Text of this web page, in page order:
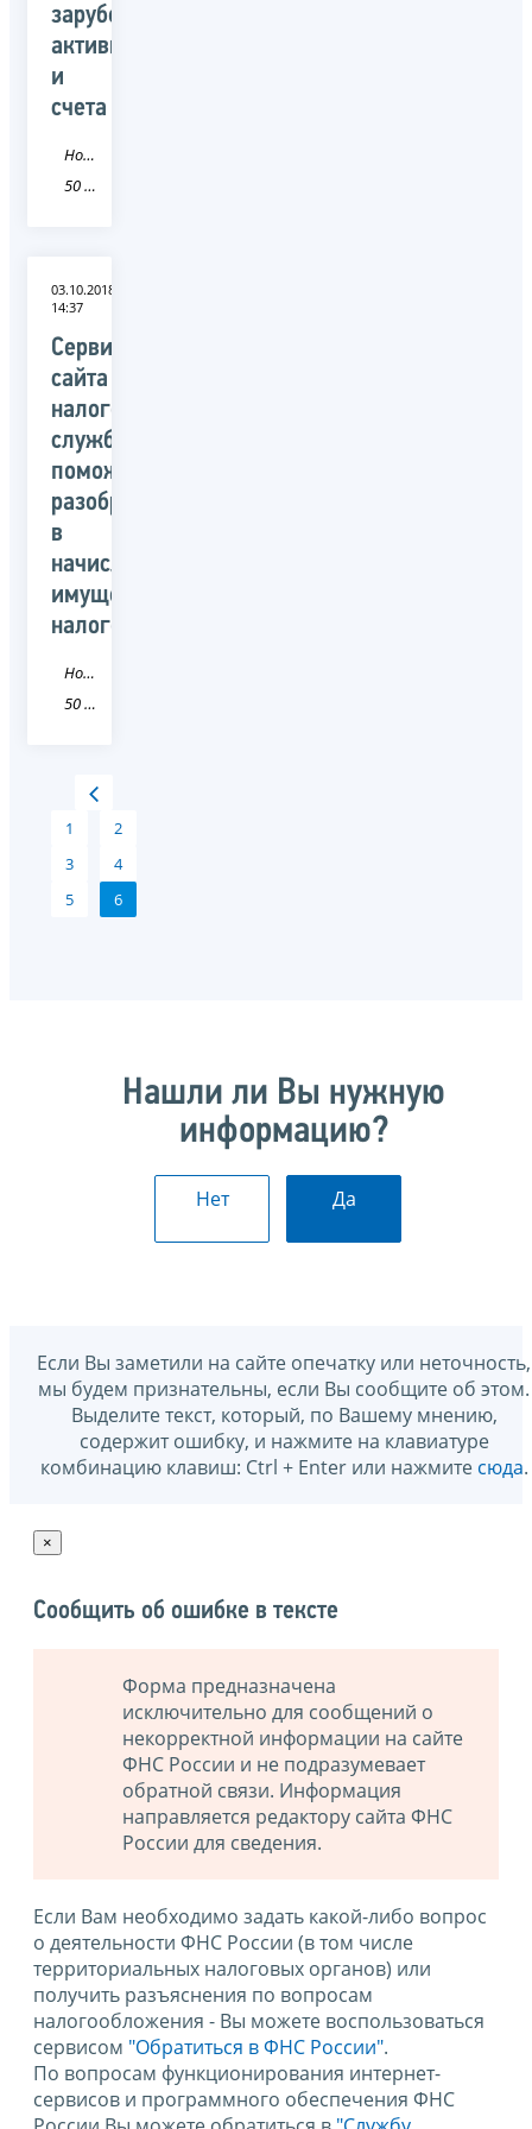
зарубежные
активы
и
счета
Новость
50 Московская область
03.10.2018
14:37
Сервис
сайта
налоговой
службы
поможет
разобраться
в
начислении
имущественных
налогов
Новость
50 Московская область
1
2
3
4
5
6
Нашли ли Вы нужную
информацию?
Нет Да
Если Вы заметили на сайте опечатку или неточность,
мы будем признательны, если Вы сообщите об этом.
Выделите текст, который, по Вашему мнению,
содержит ошибку, и нажмите на клавиатуре
комбинацию клавиш: Ctrl + Enter или нажмите сюда.
×
Сообщить об ошибке в тексте
Форма предназначена
исключительно для сообщений о
некорректной информации на сайте
ФНС России и не подразумевает
обратной связи. Информация
направляется редактору сайта ФНС
России для сведения.
Если Вам необходимо задать какой-либо вопрос
о деятельности ФНС России (в том числе
территориальных налоговых органов) или
получить разъяснения по вопросам
налогообложения - Вы можете воспользоваться
сервисом "Обратиться в ФНС России".
По вопросам функционирования интернет-
сервисов и программного обеспечения ФНС